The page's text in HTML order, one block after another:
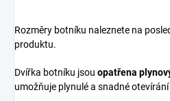
Rozměry botníku naleznete na
produktu.
Dvířka botníku jsou opatřena
umožňuje plynulé a snadné